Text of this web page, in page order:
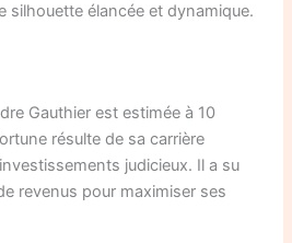
silhouette élancée et dynamique.
Gauthier est estimée à 10
résulte de sa carrière
judicieux. Il a su
revenus pour maximiser ses